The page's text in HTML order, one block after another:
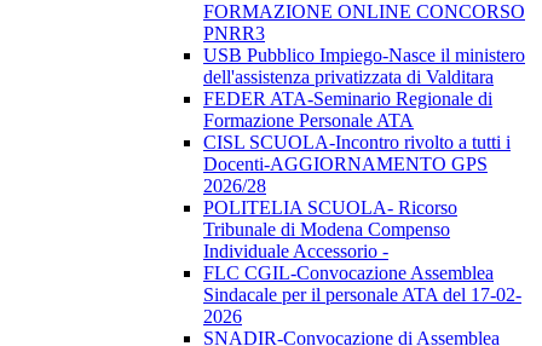
FORMAZIONE ONLINE CONCORSO
PNRR3
USB Pubblico Impiego-Nasce il ministero
dell'assistenza privatizzata di Valditara
FEDER ATA-Seminario Regionale di
Formazione Personale ATA
CISL SCUOLA-Incontro rivolto a tutti i
Docenti-AGGIORNAMENTO GPS
2026/28
POLITELIA SCUOLA- Ricorso
Tribunale di Modena Compenso
Individuale Accessorio -
FLC CGIL-Convocazione Assemblea
Sindacale per il personale ATA del 17-02-
2026
SNADIR-Convocazione di Assemblea